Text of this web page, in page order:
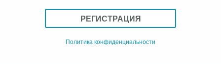
РЕГИСТРАЦИЯ
Политика конфиденциальности